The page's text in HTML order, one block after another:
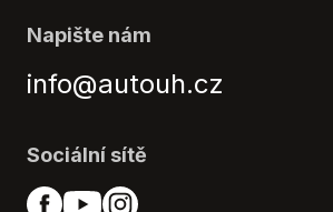
MP3
Multimediální a navigační systém
Omezovač rychlosti
Ovládání na volantu
Napište nám
info@autouh.cz
Sociální sítě